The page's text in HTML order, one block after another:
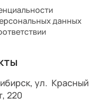
данных
ул. Красный
220